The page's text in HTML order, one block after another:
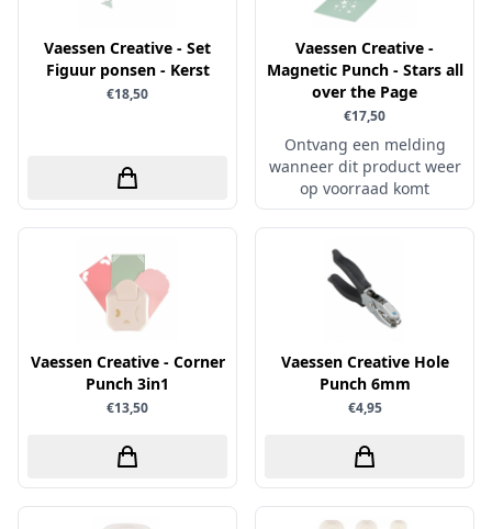
Totally - Tiffany
Vaessen Creative
Versa Magic Dew Drop
Verschillende
WeR Memory
Whimsy Stamps
World of Craft
Yvonne Creations
Vaessen Creative - Set
Figuur ponsen - Kerst
€18,50
Vaessen Creative -
Magnetic Punch - Stars all
over the Page
€17,50
Ontvang een melding
wanneer dit product weer
op voorraad komt
Vaessen Creative - Corner
Punch 3in1
€13,50
Vaessen Creative Hole
Punch 6mm
€4,95